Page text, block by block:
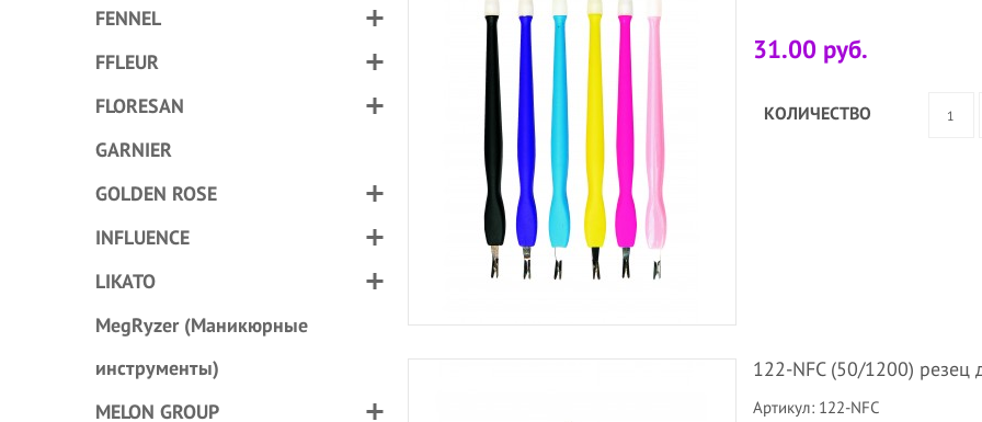
FENNEL
FFLEUR
FLORESAN
GARNIER
GOLDEN ROSE
INFLUENCE
LIKATO
MegRyzer (Маникюрные
инструменты)
MELON GROUP
31.00 руб.
КОЛИЧЕСТВО
122-NFC (50/1200) резец
Артикул: 122-NFC